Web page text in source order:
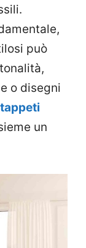
può
o disegni
tappeti
un